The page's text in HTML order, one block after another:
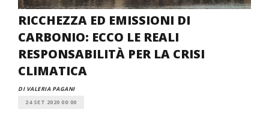
RICCHEZZA ED EMISSIONI DI
CARBONIO: ECCO LE REALI
RESPONSABILITÀ PER LA CRISI
CLIMATICA
DI VALERIA PAGANI
24 SET 2020 00:00